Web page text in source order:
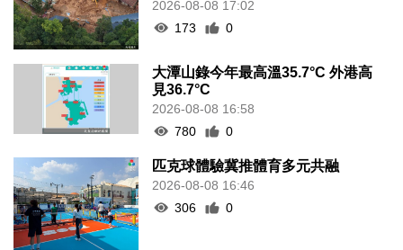
2026-08-08 17:02
173
0
大潭山錄今年最高溫35.7°C 外港高
見36.7°C
2026-08-08 16:58
780
0
匹克球體驗冀推體育多元共融
2026-08-08 16:46
306
0